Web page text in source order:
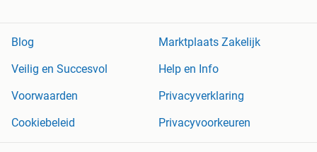
Blog
Marktplaats Zakelijk
Veilig en Succesvol
Help en Info
Voorwaarden
Privacyverklaring
Cookiebeleid
Privacyvoorkeuren